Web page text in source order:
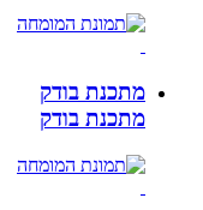
מתכנת בודק
מתכנת בודק